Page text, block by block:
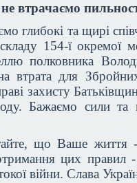
втрачаємо
глибокі та щирі
154-ї окремої
полковника
втрата для
захисту
Бажаємо сили
що Ваше життя
цих правил
війни. Слава